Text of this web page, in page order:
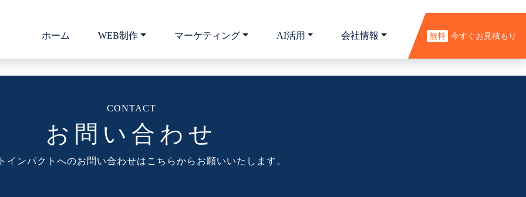
ホーム WEB制作 マーケティング AI活用 会社情報 無料 今すぐお見積もり
お問い合わせ
インパクトへのお問い合わせはこちらからお願いいたします。